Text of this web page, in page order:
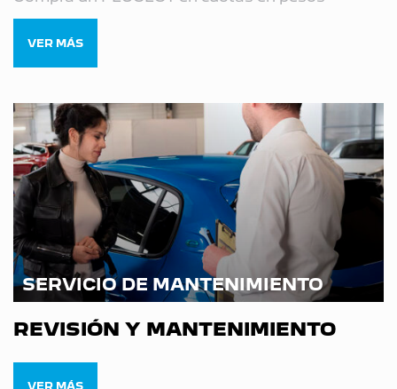
VER MÁS
SERVICIO DE MANTENIMIENTO
REVISIÓN Y MANTENIMIENTO
VER MÁS